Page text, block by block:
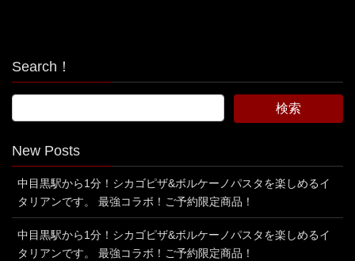
Search！
New Posts
中目黒駅から1分！シカゴピザ&ボルケーノパスタを楽しめるイ
タリアンです。 最強コラボ！ご予約限定商品！
中目黒駅から1分！シカゴピザ&ボルケーノパスタを楽しめるイ
タリアンです。 最強コラボ！ご予約限定商品！